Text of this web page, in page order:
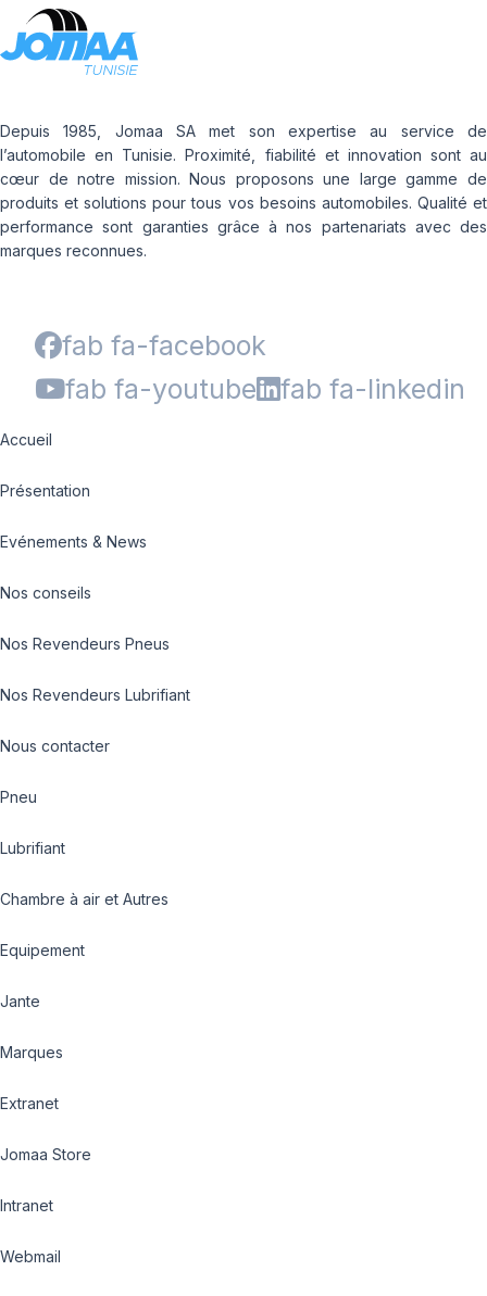
Depuis 1985, Jomaa SA met son expertise au service de
l’automobile en Tunisie. Proximité, fiabilité et innovation sont au
cœur de notre mission. Nous proposons une large gamme de
produits et solutions pour tous vos besoins automobiles. Qualité et
performance sont garanties grâce à nos partenariats avec des
marques reconnues.
fab fa-facebook
fab fa-youtube
fab fa-linkedin
Accueil
Présentation
Evénements & News
Nos conseils
Nos Revendeurs Pneus
Nos Revendeurs Lubrifiant
Nous contacter
Pneu
Lubrifiant
Chambre à air et Autres
Equipement
Jante
Marques
Extranet
Jomaa Store
Intranet
Webmail